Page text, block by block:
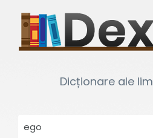
Dicționare ale